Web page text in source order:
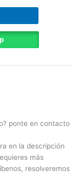
ponte en contacto
en la descripción
más
resolveremos